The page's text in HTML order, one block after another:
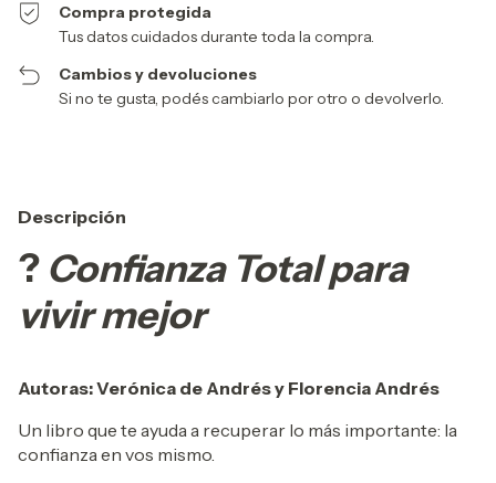
Compra protegida
Tus datos cuidados durante toda la compra.
Cambios y devoluciones
Si no te gusta, podés cambiarlo por otro o devolverlo.
Descripción
? Confianza Total para
vivir mejor
Autoras: Verónica de Andrés y Florencia Andrés
Un libro que te ayuda a recuperar lo más importante: la
confianza en vos mismo.